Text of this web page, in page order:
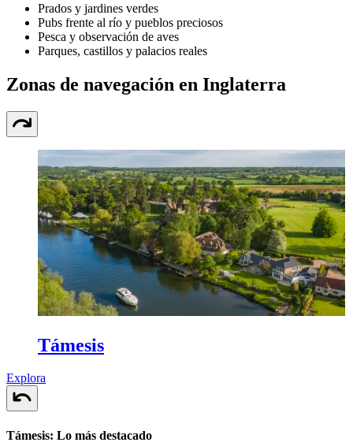
Prados y jardines verdes
Pubs frente al río y pueblos preciosos
Pesca y observación de aves
Parques, castillos y palacios reales
Zonas de navegación en Inglaterra
Támesis
Explora
Támesis: Lo más destacado